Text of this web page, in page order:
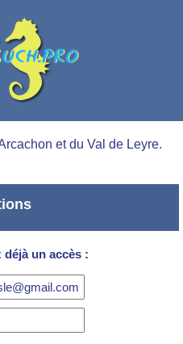
et du Val de Leyre.
déjà un accès :